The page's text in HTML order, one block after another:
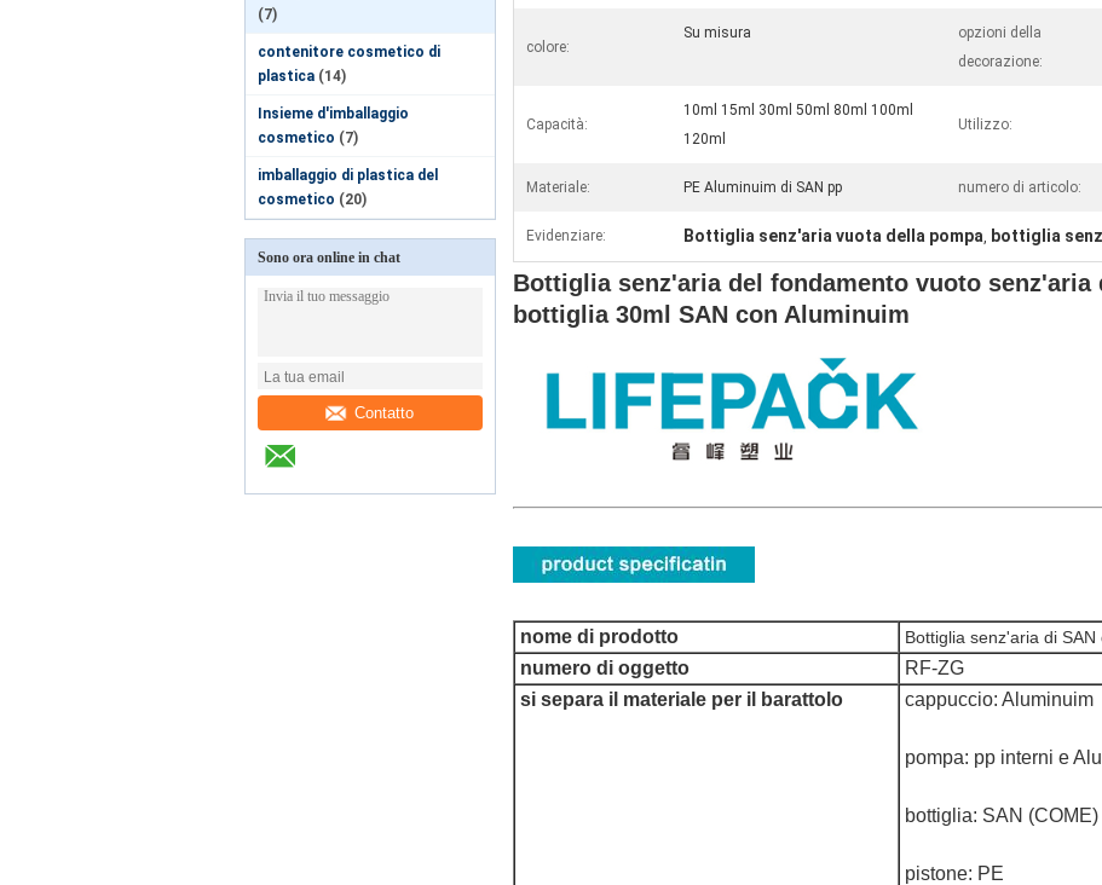
(7)
contenitore cosmetico di
plastica (14)
Insieme d'imballaggio
cosmetico (7)
imballaggio di plastica del
cosmetico (20)
Sono ora online in chat
Contatto
colore:
Su misura
opzioni della
decorazione:
Capacità:
10ml 15ml 30ml 50ml 80ml 100ml
120ml
Utilizzo:
Materiale: PE Aluminuim di SAN pp numero di articolo:
Evidenziare: Bottiglia senz'aria vuota della pompa, bottiglia
Bottiglia senz'aria del fondamento vuoto
bottiglia 30ml SAN con Aluminuim
nome di prodotto Bottiglia senz'aria di SAN
numero di oggetto
RF-ZG
si separa il materiale per il barattolo
cappuccio: Aluminuim
pompa: pp interni e
bottiglia: SAN (COME)
pistone: PE